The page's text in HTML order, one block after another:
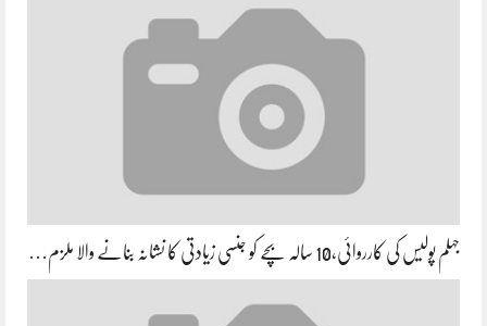
جہلم پولیس کی کارروائی،10 سالہ بچے کو جنسی زیادتی کا نشانہ بنانے والا ملزم…